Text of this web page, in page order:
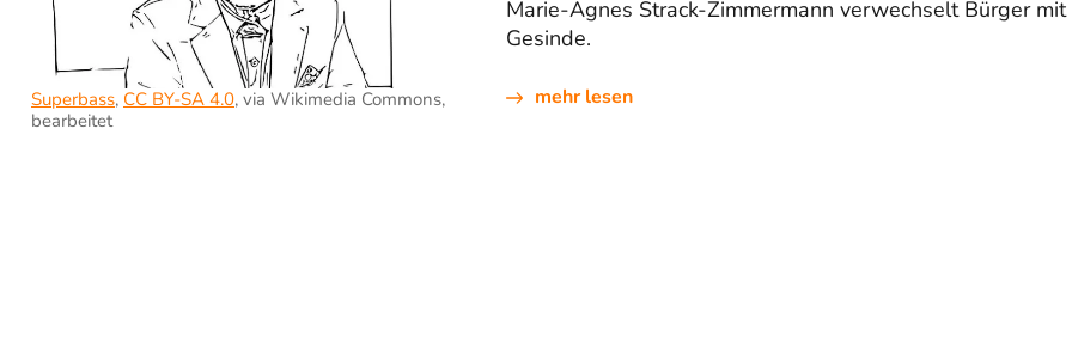
Superbass, CC BY-SA 4.0, via Wikimedia Commons,
bearbeitet
Marie-Agnes Strack-Zimmermann verwechselt Bürger mit
Gesinde.
mehr lesen